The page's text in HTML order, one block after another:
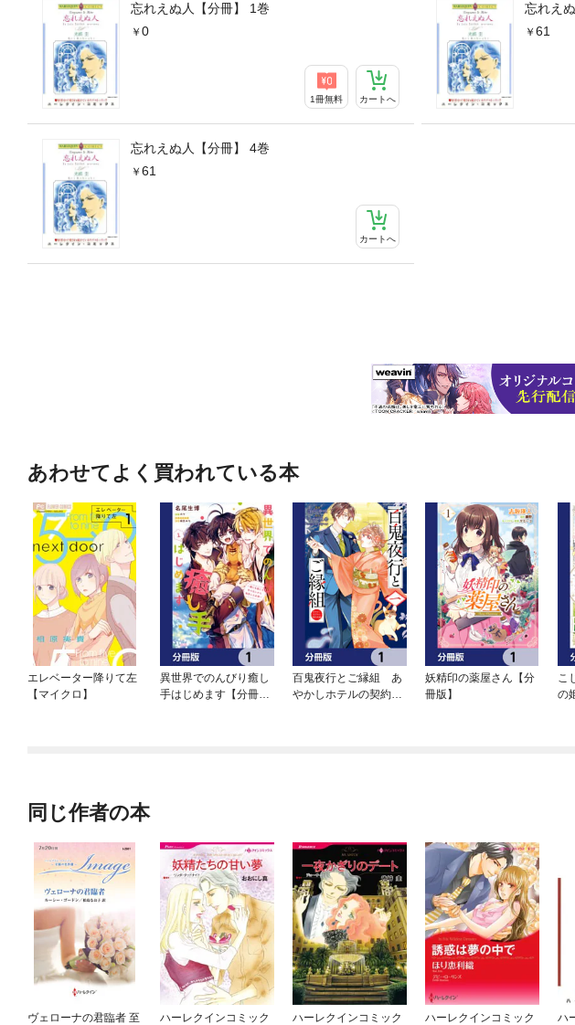
忘れえぬ人【分冊】 1巻
0
1冊無料 カートへ
忘れえ
61
忘れえぬ人【分冊】 4巻
61
カートへ
あわせてよく買われている本
エレベーター降りて左
【マイクロ】
異世界でのんびり癒し
手はじめます【分冊
百鬼夜行とご縁組 あ
やかしホテルの契約夫
妖精印の薬屋さん【分
冊版】
こ
の
同じ作者の本
ヴェローナの君臨者 至
ハーレクインコミック
ハーレクインコミック
ハーレクインコミック
ハ